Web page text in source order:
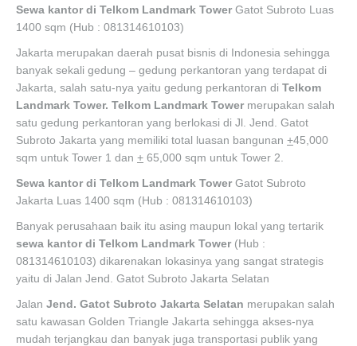
Sewa kantor di Telkom Landmark TowerGatot Subroto Luas
1400 sqm (Hub : 081314610103)
Jakarta merupakan daerah pusat bisnis di Indonesia sehingga
banyak sekali gedung – gedung perkantoran yang terdapat di
Jakarta, salah satu-nya yaitu gedung perkantoran di Telkom
Landmark Tower. Telkom Landmark Towermerupakan salah
satu gedung perkantoran yang berlokasi di Jl. Jend. Gatot
Subroto Jakarta yang memiliki total luasan bangunan +45,000
sqm untuk Tower 1 dan + 65,000 sqm untuk Tower 2.
Sewa kantor di Telkom Landmark TowerGatot Subroto
Jakarta Luas 1400 sqm (Hub : 081314610103)
Banyak perusahaan baik itu asing maupun lokal yang tertarik
sewa kantor di Telkom Landmark Tower (Hub :
081314610103) dikarenakan lokasinya yang sangat strategis
yaitu di Jalan Jend. Gatot Subroto Jakarta Selatan
Jalan Jend. Gatot Subroto Jakarta Selatan merupakan salah
satu kawasan Golden Triangle Jakarta sehingga akses-nya
mudah terjangkau dan banyak juga transportasi publik yang